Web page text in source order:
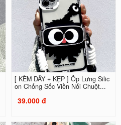
[ KÈM DÂY + KẸP ] Ốp Lưng Silic
on Chống Sốc Viền Nổi Chuột...
39.000 đ